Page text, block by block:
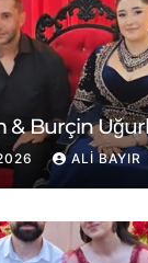
& Burçin
ALI BAYIR